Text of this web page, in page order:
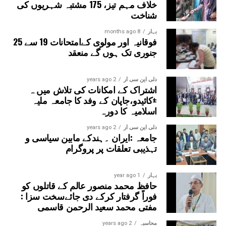
خلاف مہم تیز، 175 مشتبہ شہریوں کی
شناخت
بہار 8 months ago
فوقانیہ اور مولوی کےامتحانات 19 سے 25
جنوری تک ہوں گے منعقد
دلی این سی آر 2 years ago
اشتراک کے امکانات کی تلاش میں ہ
±کائیدو،جاپان کے وفد کا جامعہ ملیہ
اسلامیہ کا دورہ
دلی این سی آر 2 years ago
جامعہ :ایران ۔ہندکے مابین سیاسی و
تہذیبی تعلقات پر پروگرام
بہار 1 year ago
حافظ محمد منصور عالم کے قاتلوں کو
فوراً گرفتار کرکے دی جائےسخت سزا :
مفتی محمد سعید الرحمن قاسمی
محاسبہ 2 years ago